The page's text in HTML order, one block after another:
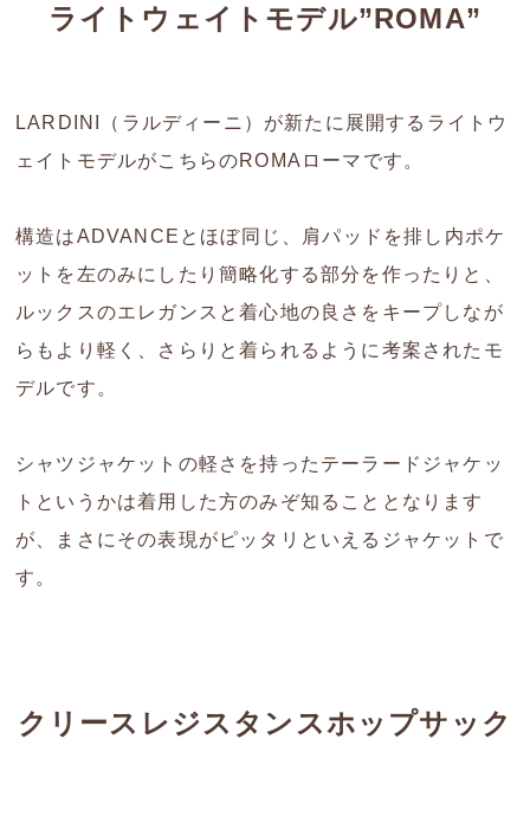
ライトウェイトモデル”ROMA”
LARDINI（ラルディーニ）が新たに展開するライトウ
ェイトモデルがこちらのROMAローマです。
構造はADVANCEとほぼ同じ、肩パッドを排し内ポケ
ットを左のみにしたり簡略化する部分を作ったりと、
ルックスのエレガンスと着心地の良さをキープしなが
らもより軽く、さらりと着られるように考案されたモ
デルです。
シャツジャケットの軽さを持ったテーラードジャケッ
トというかは着用した方のみぞ知ることとなります
が、まさにその表現がピッタリといえるジャケットで
す。
クリースレジスタンスホップサック